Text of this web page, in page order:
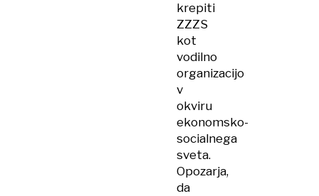
krepiti
ZZZS
kot
vodilno
organizacijo
v
okviru
ekonomsko-
socialnega
sveta.
Opozarja,
da